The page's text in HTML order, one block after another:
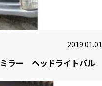
2019.01.01
ー ヘッドライトバル